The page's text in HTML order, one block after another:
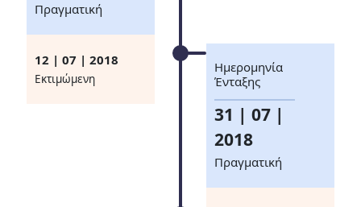
Πραγματική
12 | 07 | 2018
Eκτιμώμενη
Ημερομηνία
Ένταξης
31 | 07 |
2018
Πραγματική